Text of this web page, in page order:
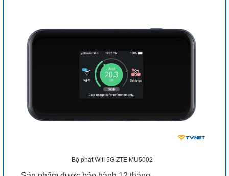
Bộ phát Wifi 5G ZTE MU5002